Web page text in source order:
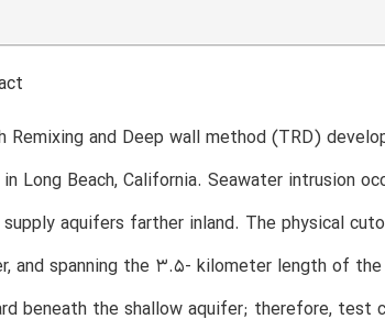
Remixing and Deep wall method (TRD)
Long Beach, California. Seawater intrusion
aquifers farther inland. The physical
and spanning the 3.5- kilometer length of
beneath the shallow aquifer; therefore,